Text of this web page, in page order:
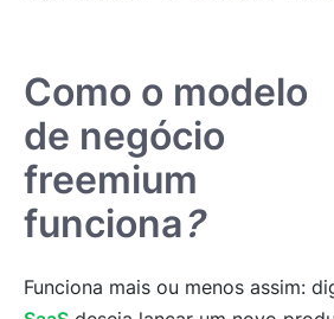
Como o modelo
de negócio
freemium
funciona?
Funciona mais ou menos assim: